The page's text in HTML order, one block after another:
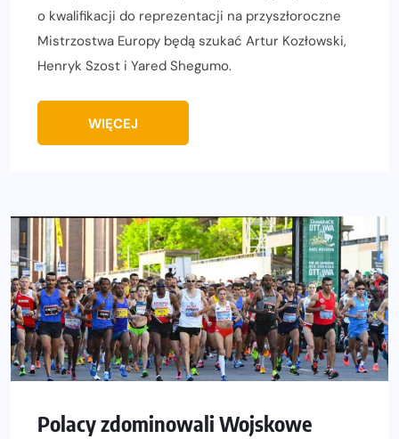
o kwalifikacji do reprezentacji na przyszłoroczne
Mistrzostwa Europy będą szukać Artur Kozłowski,
Henryk Szost i Yared Shegumo.
WIĘCEJ
Polacy zdominowali Wojskowe